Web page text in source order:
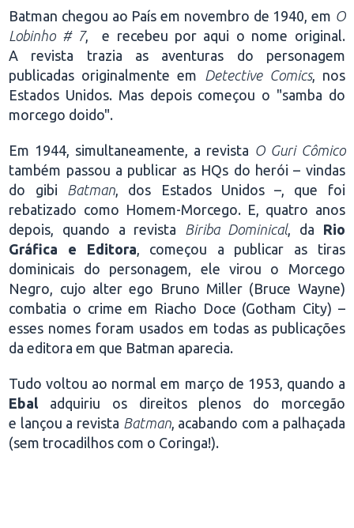
Batman chegou ao País em novembro de 1940, em O
Lobinho # 7, e recebeu por aqui o nome original.
A revista trazia as aventuras do personagem
publicadas originalmente em Detective Comics, nos
Estados Unidos. Mas depois começou o "samba do
morcego doido".
Em 1944, simultaneamente, a revista O Guri Cômico
também passou a publicar as HQs do herói – vindas
do gibi Batman, dos Estados Unidos –, que foi
rebatizado como Homem-Morcego. E, quatro anos
depois, quando a revista Biriba Dominical, da Rio
Gráfica e Editora, começou a publicar as tiras
dominicais do personagem, ele virou o Morcego
Negro, cujo alter ego Bruno Miller (Bruce Wayne)
combatia o crime em Riacho Doce (Gotham City) –
esses nomes foram usados em todas as publicações
da editora em que Batman aparecia.
Tudo voltou ao normal em março de 1953, quando a
Ebal adquiriu os direitos plenos do morcegão
e lançou a revista Batman, acabando com a palhaçada
(sem trocadilhos com o Coringa!).